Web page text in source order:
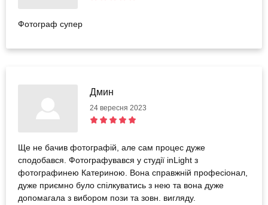
Фотограф супер
Дмин
24 вересня 2023
Ще не бачив фотографій, але сам процес дуже
сподобався. Фотографувався у студії inLight з
фотографинею Катериною. Вона справжній професіонал,
дуже приємно було спілкуватись з нею та вона дуже
допомагала з вибором пози та зовн. вигляду.